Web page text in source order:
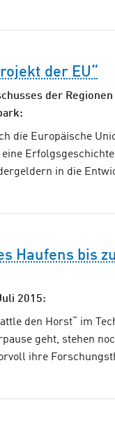
der EU“
der
die Europäische
in die
Haufens bis
2015:
den Horst“ im
geht, stehen
ihre